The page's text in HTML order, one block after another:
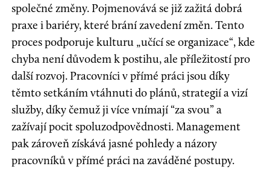
společné změny. Pojmenovává se již zažitá dobrá
praxe i bariéry, které brání zavedení změn. Tento
proces podporuje kulturu „učící se organizace“, kde
chyba není důvodem k postihu, ale příležitostí pro
další rozvoj. Pracovníci v přímé práci jsou díky
těmto setkáním vtáhnuti do plánů, strategií a vizí
služby, díky čemuž ji více vnímají “za svou” a
zažívají pocit spoluzodpovědnosti. Management
pak zároveň získává jasné pohledy a názory
pracovníků v přímé práci na zaváděné postupy.